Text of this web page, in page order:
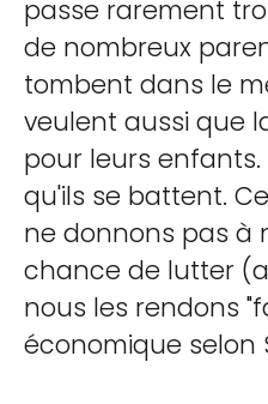
passe rarement
de nombreux
tombent dans le
veulent aussi que
pour leurs
qu'ils se battent.
ne donnons pas à
chance de lutter
nous les rendons
économique selon